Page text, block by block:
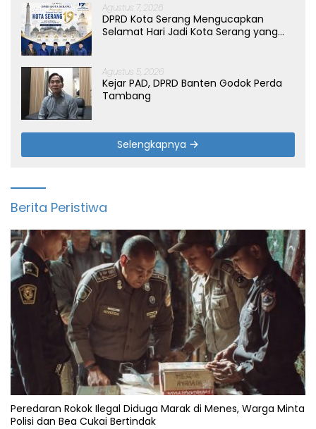
Agustus 7, 2026
DPRD Kota Serang Mengucapkan
Selamat Hari Jadi Kota Serang yang
Agustus 5, 2026
Kejar PAD, DPRD Banten Godok Perda
Tambang
Selengkapnya
Berita Peristiwa
Peredaran Rokok Ilegal Diduga Marak di Menes, Warga Minta
Polisi dan Bea Cukai Bertindak